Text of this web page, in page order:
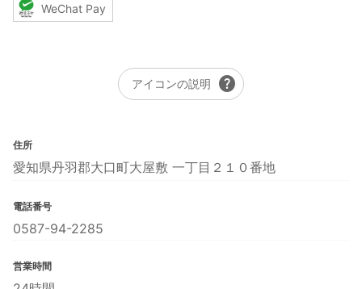
WeChat Pay
アイコンの説明 help
住所
愛知県丹羽郡大口町大屋敷 一丁目２１０番地
電話番号
0587-94-2285
営業時間